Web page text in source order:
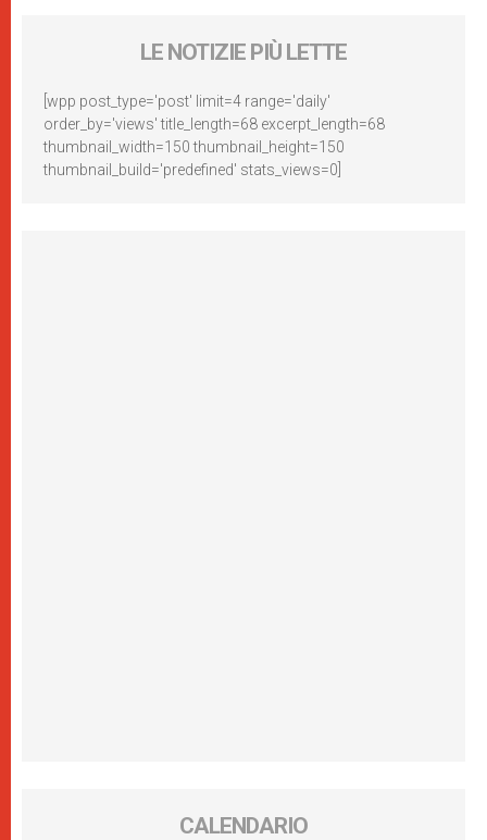
LE NOTIZIE PIÙ LETTE
[wpp post_type='post' limit=4 range='daily'
order_by='views' title_length=68 excerpt_length=68
thumbnail_width=150 thumbnail_height=150
thumbnail_build='predefined' stats_views=0]
CALENDARIO